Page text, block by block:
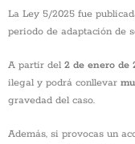
La Ley 5/2025 fue
periodo de adaptación de
A partir del 2 de enero de
ilegal y podrá conllevar
gravedad del caso.
Además, si provocas un